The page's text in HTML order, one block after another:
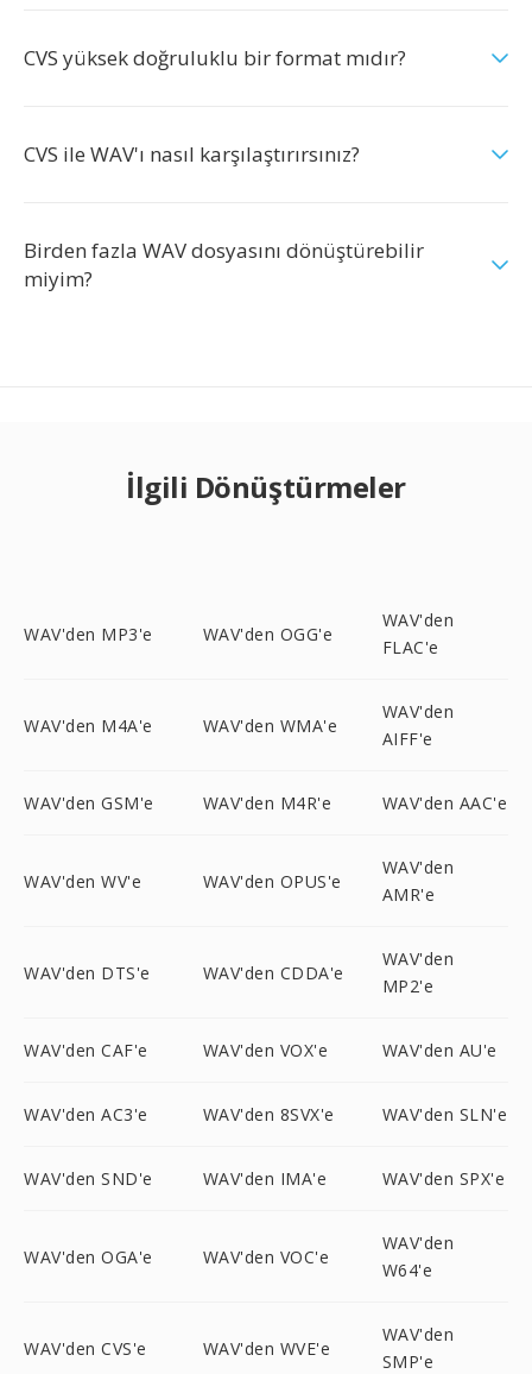
CVS yüksek doğruluklu bir format mıdır?
CVS ile WAV'ı nasıl karşılaştırırsınız?
Birden fazla WAV dosyasını dönüştürebilir
miyim?
İlgili Dönüştürmeler
WAV'den MP3'e WAV'den OGG'e
WAV'den
FLAC'e
WAV'den M4A'e WAV'den WMA'e
WAV'den
AIFF'e
WAV'den GSM'e WAV'den M4R'e WAV'den AAC'e
WAV'den WV'e WAV'den OPUS'e
WAV'den
AMR'e
WAV'den DTS'e WAV'den CDDA'e
WAV'den
MP2'e
WAV'den CAF'e WAV'den VOX'e WAV'den AU'e
WAV'den AC3'e WAV'den 8SVX'e WAV'den SLN'e
WAV'den SND'e WAV'den IMA'e WAV'den SPX'e
WAV'den OGA'e WAV'den VOC'e
WAV'den
W64'e
WAV'den CVS'e WAV'den WVE'e
WAV'den
SMP'e